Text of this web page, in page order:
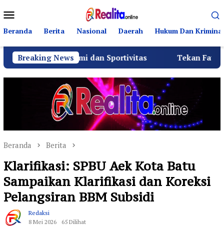
ke
kontenMobile
Beranda Berita Nasional Daerah Hukum Dan Kriminal
Breaking News
dan Sportivitas Tekan Fatalitas
Beranda Berita
Klarifikasi: SPBU Aek Kota Batu
Sampaikan Klarifikasi dan Koreksi
Pelangsiran BBM Subsidi
Redaksi
8 Mei 2026
65 Dilihat